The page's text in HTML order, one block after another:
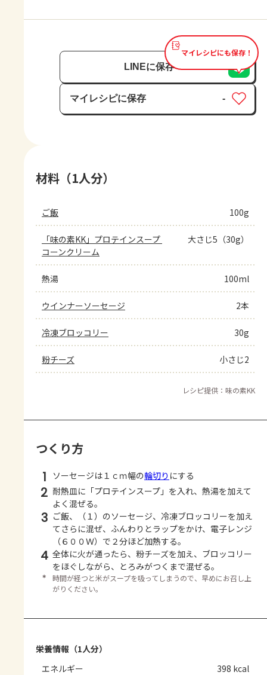
マイレシピにも保存！
LINEに保存
マイレシピに保存
保存済み
-
材料（1人分）
ご飯 100g
「味の素KK」プロテインスープ
コーンクリーム
大さじ5（30g）
熱湯 100ml
ウインナーソーセージ 2本
冷凍ブロッコリー 30g
粉チーズ 小さじ2
レシピ提供：味の素KK
つくり方
1 ソーセージは１ｃｍ幅の輪切り にする
2 耐熱皿に「プロテインスープ」を入れ、熱湯を加えて
よく混ぜる。
3 ご飯、（１）のソーセージ、冷凍ブロッコリーを加え
てさらに混ぜ、ふんわりとラップをかけ、電子レンジ
（６００Ｗ）で２分ほど加熱する。
4 全体に火が通ったら、粉チーズを加え、ブロッコリー
をほぐしながら、とろみがつくまで混ぜる。
＊
時間が経つと米がスープを吸ってしまうので、早めにお召し上
がりください。
栄養情報（1人分）
エネルギー
398 kcal